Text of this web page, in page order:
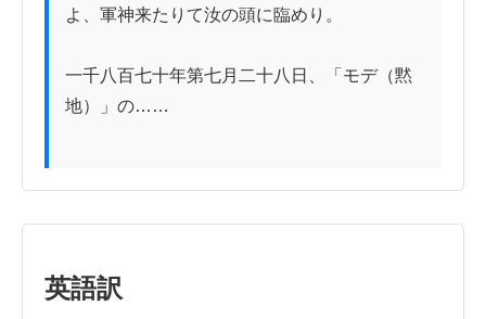
よ、軍神来たりて汝の頭に臨めり。
一千八百七十年第七月二十八日、「モデ（黙
地）」の……
英語訳